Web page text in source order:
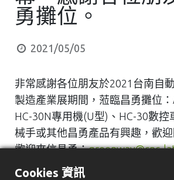
勇攤位。
2021/05/05
非常感謝各位朋友於2021台南自
製造產業展期間，蒞臨昌勇攤位
HC-30N專用機(U型)、HC-30數控
械手或其他昌勇產品有興趣，歡
歡迎來信昌勇：greenway@cnc-
歡迎來電昌勇：886-4-26152157
Cookies 資訊